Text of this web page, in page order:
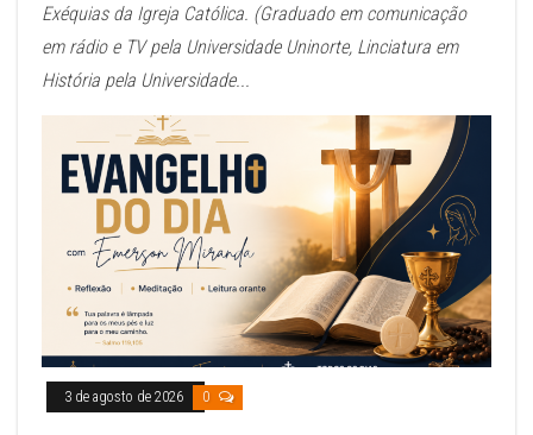
Exéquias da Igreja Católica. (Graduado em comunicação
em rádio e TV pela Universidade Uninorte, Linciatura em
História pela Universidade...
3 de agosto de 2026 0